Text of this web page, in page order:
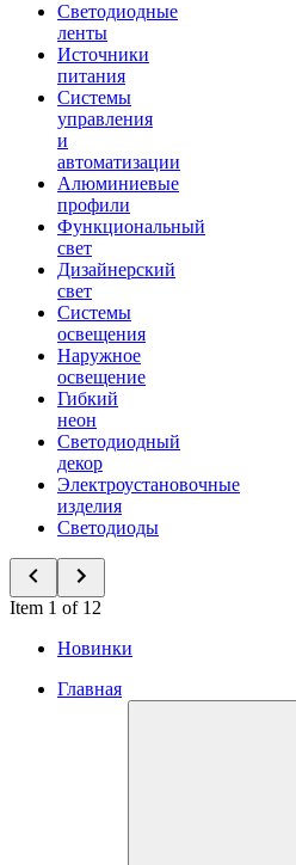
Светодиодные
ленты
Источники
питания
Системы
управления
и
автоматизации
Алюминиевые
профили
Функциональный
свет
Дизайнерский
свет
Системы
освещения
Наружное
освещение
Гибкий
неон
Светодиодный
декор
Электроустановочные
изделия
Светодиоды
Item 1 of 12
Новинки
Главная